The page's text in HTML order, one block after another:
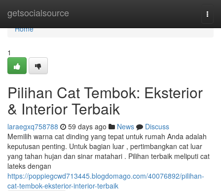
getsocialsource
Home
Home
1
Pilihan Cat Tembok: Eksterior
& Interior Terbaik
laraegxq758788 59 days ago News
Discuss
Memilih warna cat dinding yang tepat untuk rumah Anda adalah
keputusan penting. Untuk bagian luar , pertimbangkan cat luar
yang tahan hujan dan sinar matahari . Pilihan terbaik meliputi cat
lateks dengan
https://poppiegcwd713445.blogdomago.com/40076892/pilihan-
cat-tembok-eksterior-interior-terbaik